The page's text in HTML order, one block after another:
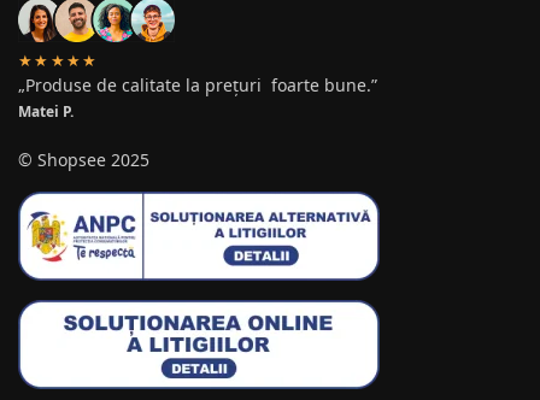
★★★★★
„Produse de calitate la prețuri foarte bune.”
Matei P.
© Shopsee 2025